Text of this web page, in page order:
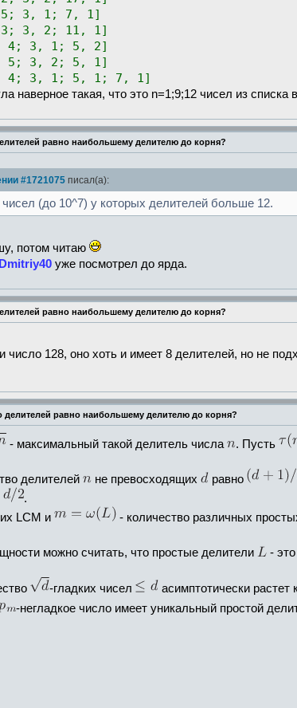
5; 3, 1; 7, 1]
3; 3, 2; 11, 1]
4; 3, 1; 5, 2]
5; 3, 2; 5, 1]
4; 3, 1; 5, 1; 7, 1]
наверное такая, что это n=1;9;12 чисел из списка
равно наибольшему делителю до корня?
#1721075 писал(а):
(до 10^7) у которых делителей больше 12.
потом читаю
Dmitriy40 уже посмотрел до ярда.
равно наибольшему делителю до корня?
число 128, оно хоть и имеет 8 делителей, но не
делителей равно наибольшему делителю до корня?
- максимальный такой делитель числа . Пусть
делителей не превосходящих равно
.
LCM и - количество различных
можно считать, что простые делители -
-гладких чисел асимптотически растет
-негладкое число имеет уникальный простой